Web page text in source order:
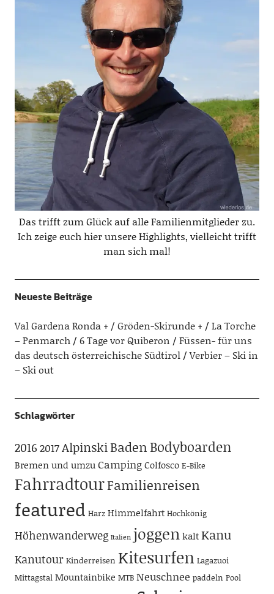
Das trifft zum Glück auf alle Familienmitglieder zu.
Ich zeige euch hier unsere Highlights, vielleicht trifft
man sich mal!
Neueste Beiträge
Val Gardena Ronda + / Gröden-Skirunde +
La Torche
– Penmarch
6 Tage vor Quiberon
Füssen- für uns
das deutsch österreichische Südtirol
Verbier – Ski in
– Ski out
Schlagwörter
2016 2017AlpinskiBaden Bodyboarden
Bremen und umzuCampingColfosco E-Bike
FahrradtourFamilienreisen
featured Harz Himmelfahrt Hochkönig
Höhenwanderweg Italien joggenkaltKanu
Kanutour Kinderreisen Kitesurfen Lagazuoi
Mittagstal Mountainbike MTB Neuschnee paddeln Pool